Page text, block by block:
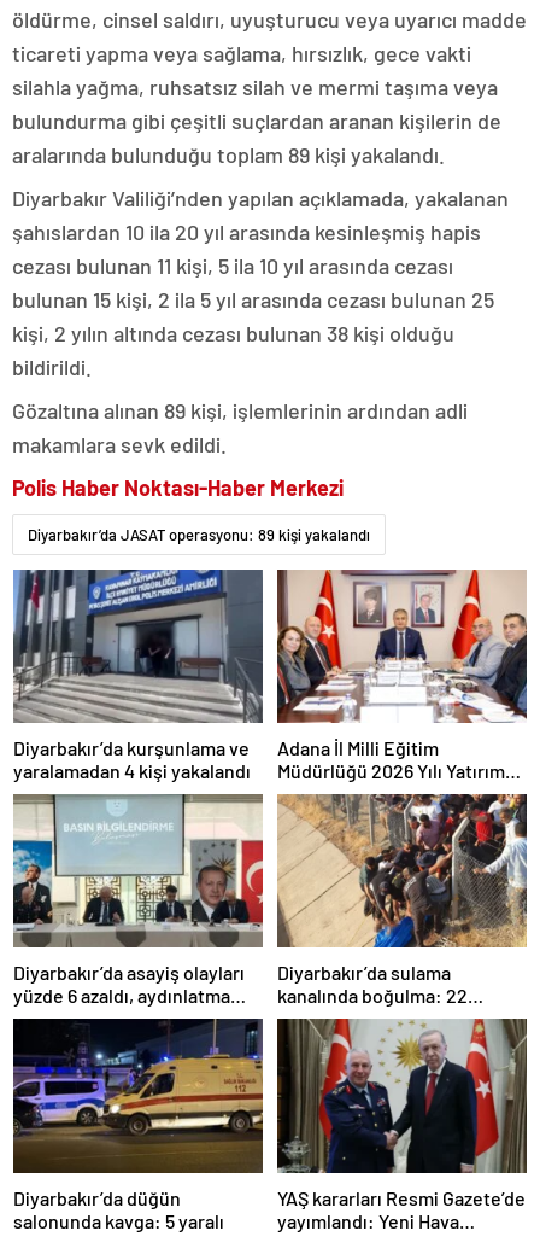
öldürme, cinsel saldırı, uyuşturucu veya uyarıcı madde
ticareti yapma veya sağlama, hırsızlık, gece vakti
silahla yağma, ruhsatsız silah ve mermi taşıma veya
bulundurma gibi çeşitli suçlardan aranan kişilerin de
aralarında bulunduğu toplam 89 kişi yakalandı.
Diyarbakır Valiliği’nden yapılan açıklamada, yakalanan
şahıslardan 10 ila 20 yıl arasında kesinleşmiş hapis
cezası bulunan 11 kişi, 5 ila 10 yıl arasında cezası
bulunan 15 kişi, 2 ila 5 yıl arasında cezası bulunan 25
kişi, 2 yılın altında cezası bulunan 38 kişi olduğu
bildirildi.
Gözaltına alınan 89 kişi, işlemlerinin ardından adli
makamlara sevk edildi.
Polis Haber Noktası-Haber Merkezi
Diyarbakır’da JASAT operasyonu: 89 kişi yakalandı
Diyarbakır’da kurşunlama ve
yaralamadan 4 kişi yakalandı
Adana İl Milli Eğitim
Müdürlüğü 2026 Yılı Yatırım
Programı değerlendirildi
Diyarbakır’da asayiş olayları
yüzde 6 azaldı, aydınlatma
oranı yüzde 98’e yükseldi
Diyarbakır’da sulama
kanalında boğulma: 22
yaşındaki genç hayatını
kaybetti
Diyarbakır’da düğün
salonunda kavga: 5 yaralı
YAŞ kararları Resmi Gazete’de
yayımlandı: Yeni Hava